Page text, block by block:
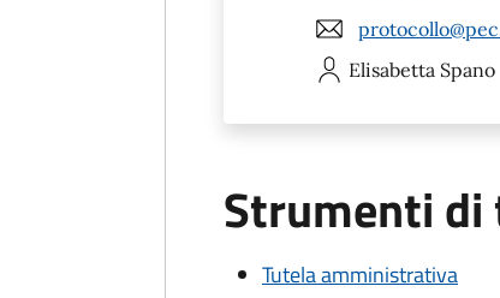
Elisabetta Spano
Strumenti
Tutela amministrativa